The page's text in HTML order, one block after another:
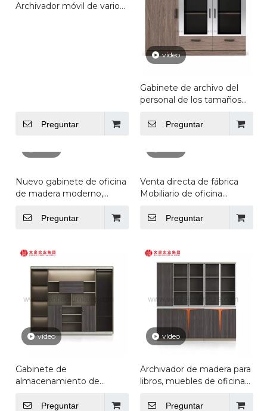
Archivador móvil de varios
Preguntar
vídeo
Gabinete de archivo del
personal de los tamaños
grandes del gabinete de
almacenamiento de
archivos de los muebles
Preguntar
Nuevo gabinete de oficina
de madera moderno,
almacenamiento de
de muebles de oficina
Preguntar
Venta directa de fábrica
Mobiliario de oficina
Archivador Estantería para
libros con orificio para
Preguntar
vídeo
Gabinete de
almacenamiento de
puerta determinada de
Preguntar
vídeo
Archivador de madera para
libros, muebles de oficinas
de diseño moderno, con
almacenamiento de
Preguntar